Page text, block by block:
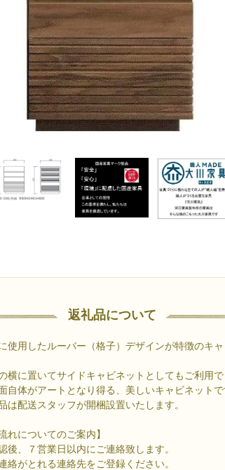
返礼品について
使用したルーバー（格子）デザインが特徴のキ
横に置いてサイドキャビネットとしてもご利用で
自体がアートとなり得る、美しいキャビネットで
は配送スタッフが開梱設置いたします。
れについてのご案内】
後、７営業日以内にご連絡致します。
絡がとれる連絡先をご登録ください。